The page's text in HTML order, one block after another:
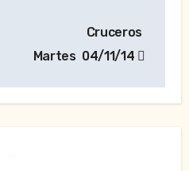
Cruceros
Martes 04/11/14